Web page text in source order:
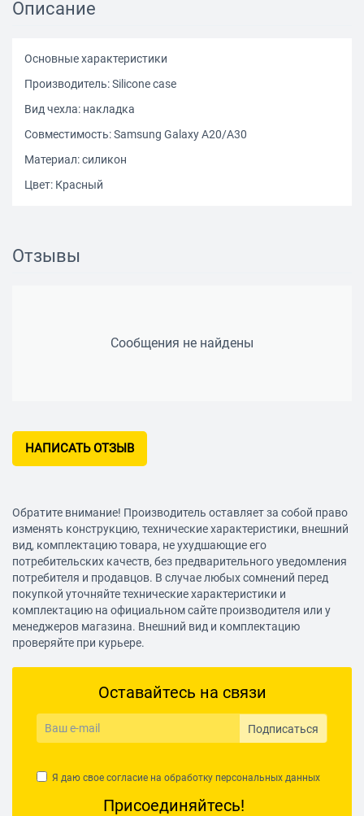
Описание
Основные характеристики
Производитель: Silicone case
Вид чехла: накладка
Совместимость: Samsung Galaxy A20/A30
Материал: силикон
Цвет: Красный
Отзывы
Сообщения не найдены
НАПИСАТЬ ОТЗЫВ
Обратите внимание! Производитель оставляет за собой право
изменять конструкцию, технические характеристики, внешний
вид, комплектацию товара, не ухудшающие его
потребительских качеств, без предварительного уведомления
потребителя и продавцов. В случае любых сомнений перед
покупкой уточняйте технические характеристики и
комплектацию на официальном сайте производителя или у
менеджеров магазина. Внешний вид и комплектацию
проверяйте при курьере.
Оставайтесь на связи
Подписаться
Я даю свое согласие на обработку персональных данных
Присоединяйтесь!